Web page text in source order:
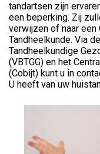
tandartsen zijn
een beperking. Zij
verwijzen of naar een
Tandheelkunde. Via
Tandheelkundige
(VBTGG) en het
(Cobijt) kunt u in
U heeft van uw